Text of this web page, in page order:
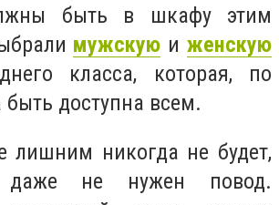
быть в шкафу этим
мужскую иженскую
класса, которая, по
доступна всем.
лишним никогда не будет,
даже не нужен повод.